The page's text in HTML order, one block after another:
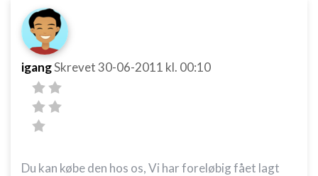
igangSkrevet30-06-2011 kl. 00:10
Du kan købe den hos os, Vi har foreløbig fået lagt